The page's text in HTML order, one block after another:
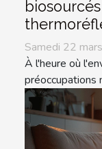
Samedi 22
À l'heure où
préoccupations